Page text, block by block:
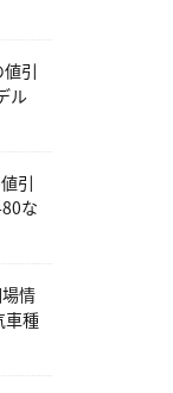
引
ル
引
な
情
車種